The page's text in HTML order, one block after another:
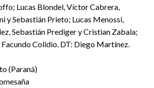
Lucas Blondel, Víctor Cabrera,
y Sebastián Prieto; Lucas Menossi,
Sebastián Prediger y Cristian Zabala;
Colidio. DT: Diego Martínez.
(Paraná)